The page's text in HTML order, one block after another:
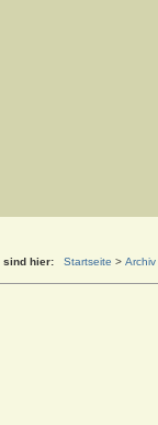
sind hier: Startseite > Archiv